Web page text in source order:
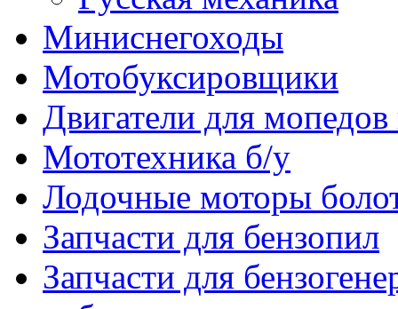
Миниснегоходы
Мотобуксировщики
Двигатели для
Мототехника б/у
Лодочные моторы
Запчасти для бензопил
Запчасти для